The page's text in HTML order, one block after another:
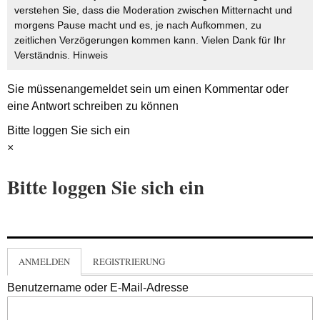
verstehen Sie, dass die Moderation zwischen Mitternacht und
morgens Pause macht und es, je nach Aufkommen, zu
zeitlichen Verzögerungen kommen kann. Vielen Dank für Ihr
Verständnis. Hinweis
Sie müssenangemeldetsein um einen Kommentar oder
eine Antwort schreiben zu können
Bitte loggen Sie sich ein
×
Bitte loggen Sie sich ein
ANMELDEN REGISTRIERUNG
Benutzername oder E-Mail-Adresse